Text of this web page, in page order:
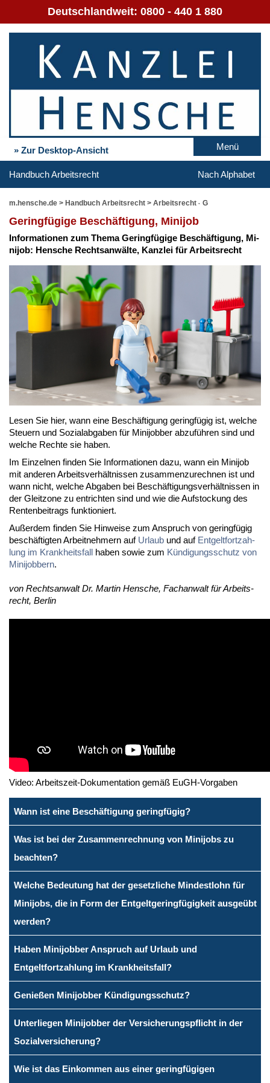
Deutschlandweit: 0800 - 440 1 880
» Zur Desktop-Ansicht Menü
Handbuch Arbeitsrecht Nach Alphabet
m.hensche.de > Handbuch Arbeitsrecht > Arbeitsrecht - G
Ge­ring­fü­gi­ge Be­schäf­ti­gung, Mi­ni­job
In­for­ma­tio­nen zum The­ma Ge­ring­fü­gi­ge Be­schäf­ti­gung, Mi­
ni­job: Hen­sche Rechts­an­wäl­te, Kanz­lei für Ar­beits­recht
Le­sen Sie hier, wann ei­ne Be­schäf­ti­gung ge­ring­fü­gig ist, wel­che
Steu­ern und So­zi­al­ab­ga­ben für Mi­ni­job­ber ab­zu­füh­ren sind und
wel­che Rech­te sie ha­ben.
Im Ein­zel­nen fin­den Sie In­for­ma­tio­nen da­zu, wann ein Mi­ni­job
mit an­de­ren Ar­beits­ver­hält­nis­sen zu­sam­men­zu­rech­nen ist und
wann nicht, wel­che Ab­ga­ben bei Be­schäf­ti­gungs­ver­hält­nis­sen in
der Gleit­zo­ne zu ent­rich­ten sind und wie die Auf­sto­ckung des
Ren­ten­bei­trags funk­tio­niert.
Au­ßer­dem fin­den Sie Hin­wei­se zum An­spruch von ge­ring­fü­gig
be­schäf­tig­ten Ar­beit­neh­mern auf Ur­laub und auf Ent­gelt­fort­zah­
lung im Krank­heits­fall ha­ben so­wie zum Kün­di­gungs­schutz von
Mi­ni­job­bern.
von Rechts­an­walt Dr. Mar­tin Hen­sche, Fach­an­walt für Ar­beits­
recht, Ber­lin
Video: Arbeitszeit-Dokumentation gemäß EuGH-Vorgaben
Wann ist eine Beschäftigung geringfügig?
Was ist bei der Zusammenrechnung von Minijobs zu
beachten?
Welche Bedeutung hat der gesetzliche Mindestlohn für
Minijobs, die in Form der Entgeltgeringfügigkeit ausgeübt
werden?
Haben Minijobber Anspruch auf Urlaub und
Entgeltfortzahlung im Krankheitsfall?
Genießen Minijobber Kündigungsschutz?
Unterliegen Minijobber der Versicherungspflicht in der
Sozialversicherung?
Wie ist das Einkommen aus einer geringfügigen